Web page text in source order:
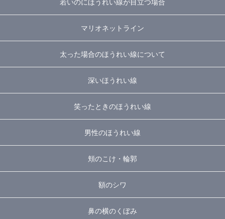
若いのにほうれい線が目立つ場合
マリオネットライン
太った場合のほうれい線について
深いほうれい線
笑ったときのほうれい線
男性のほうれい線
頬のこけ・輪郭
額のシワ
鼻の横のくぼみ